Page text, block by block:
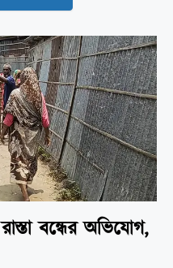
বন্ধের অভিযোগ,